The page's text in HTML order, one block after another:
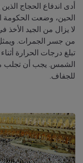
أدى اندفاع الحجاج
الحين، وضعت الحكومة
لا يزال من الجيد
من جسر الجمرات.
الشمس. يجب أن تجلب
للجفاف.